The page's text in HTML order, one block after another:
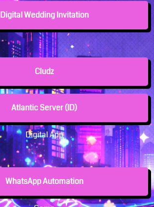
Digital Wedding Invitation
Cludz
Atlantic Server (ID)
Digital App
WhatsApp Automation